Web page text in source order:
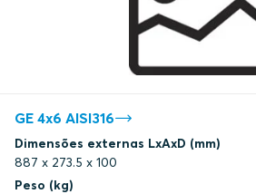
GE 4x6 AISI316
Dimensões externas LxAxD (mm)
887 x 273.5 x 100
Peso (kg)